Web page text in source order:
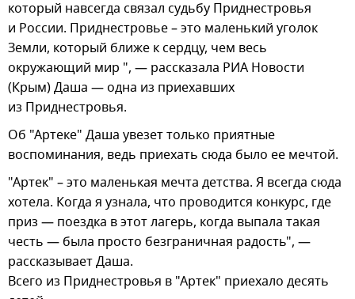
который навсегда связал судьбу Приднестровья
и России. Приднестровье – это маленький уголок
Земли, который ближе к сердцу, чем весь
окружающий мир ", — рассказала РИА Новости
(Крым) Даша — одна из приехавших
из Приднестровья.
Об "Артеке" Даша увезет только приятные
воспоминания, ведь приехать сюда было ее мечтой.
"Артек" – это маленькая мечта детства. Я всегда сюда
хотела. Когда я узнала, что проводится конкурс, где
приз — поездка в этот лагерь, когда выпала такая
честь — была просто безграничная радость", —
рассказывает Даша.
Всего из Приднестровья в "Артек" приехало десять